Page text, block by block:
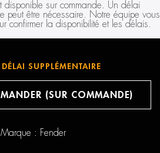
disponible sur commande. Un délai
peut être nécessaire. Notre équipe vous
confirmer la disponibilité et les délais.
SUPPLÉMENTAIRE
(SUR COMMANDE)
Marque : Fender